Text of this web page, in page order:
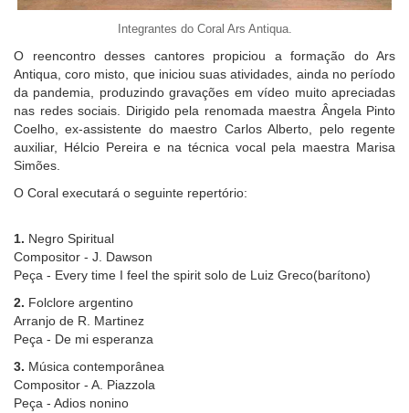
Integrantes do Coral Ars Antiqua.
O reencontro desses cantores propiciou a formação do Ars
Antiqua, coro misto, que iniciou suas atividades, ainda no período
da pandemia, produzindo gravações em vídeo muito apreciadas
nas redes sociais. Dirigido pela renomada maestra Ângela Pinto
Coelho, ex-assistente do maestro Carlos Alberto, pelo regente
auxiliar, Hélcio Pereira e na técnica vocal pela maestra Marisa
Simões.
O Coral executará o seguinte repertório:
1. Negro Spiritual
Compositor - J. Dawson
Peça - Every time I feel the spirit solo de Luiz Greco(barítono)
2. Folclore argentino
Arranjo de R. Martinez
Peça - De mi esperanza
3. Música contemporânea
Compositor - A. Piazzola
Peça - Adios nonino